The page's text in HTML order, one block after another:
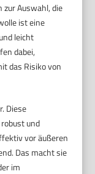
Auswahl, die
ist eine
leicht
dabei,
das Risiko von
Diese
und
vor äußeren
Das macht sie
im